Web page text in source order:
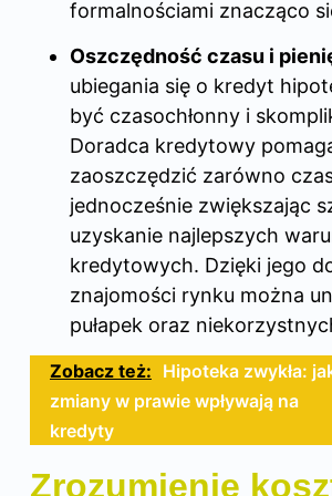
formalnościami znacząco
Oszczędność czasu i
ubiegania się o kredyt
być czasochłonny i
Doradca kredytowy
zaoszczędzić zarówno
jednocześnie zwiększając
uzyskanie najlepszych
kredytowych. Dzięki jego
znajomości rynku można
pułapek oraz
Zobacz też: Hipoteka zwykła:
zmiany w prawie wpływają na
kredyty
Zrozumienie